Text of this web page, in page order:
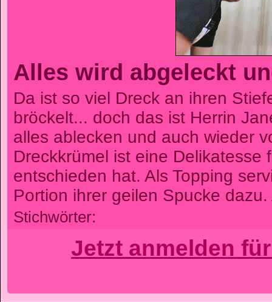
Alles wird abgeleckt
Da ist so viel Dreck an ihren
bröckelt... doch das ist Herrin
alles ablecken und auch wieder
Dreckkrümel ist eine
entschieden hat. Als Topping
Portion ihrer geilen Spucke
Stichwörter:
Jetzt anmelden